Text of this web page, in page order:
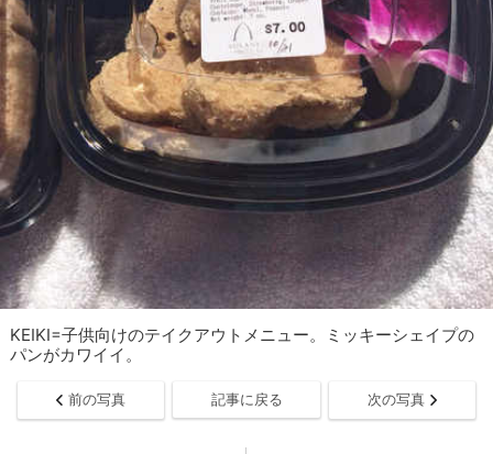
KEIKI=子供向けのテイクアウトメニュー。ミッキーシェイプの
パンがカワイイ。
前の写真 記事に戻る 次の写真